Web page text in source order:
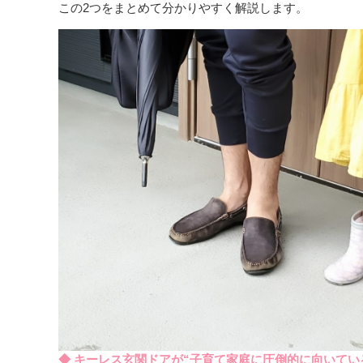
この2つをまとめて分かりやすく解説します。
◆ キーレス玄関ドアが“子育て家庭に圧倒的に向いてい